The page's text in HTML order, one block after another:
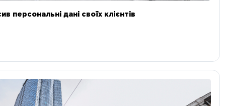
персональні дані своїх клієнтів